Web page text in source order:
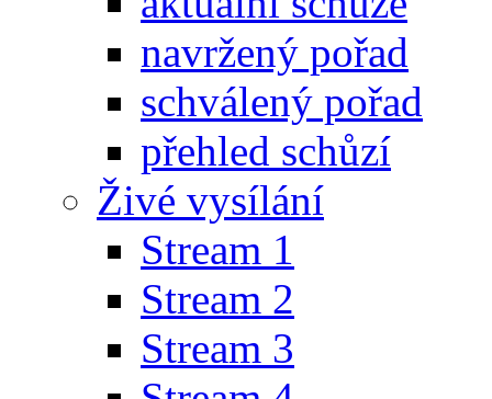
navržený pořad
schválený pořad
přehled schůzí
Živé vysílání
Stream 1
Stream 2
Stream 3